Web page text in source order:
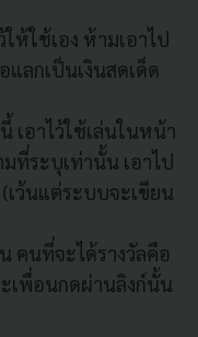
ห้ใช้เอง ห้ามเอาไป
ลกเป็นเงินสดเด็ด
เอาไว้ใช้เล่นในหน้า
มที่ระบุเท่านั้น เอาไป
เว้นแต่ระบบจะเขียน
คนที่จะได้รางวัลคือ
เพื่อนกดผ่านลิงก์นั้น